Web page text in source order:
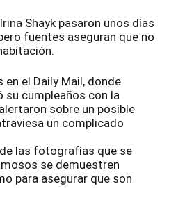
Shayk pasaron unos días
fuentes aseguran que no
el Daily Mail, donde
su cumpleaños con la
sobre un posible
un complicado
las fotografías que se
se demuestren
para asegurar que son